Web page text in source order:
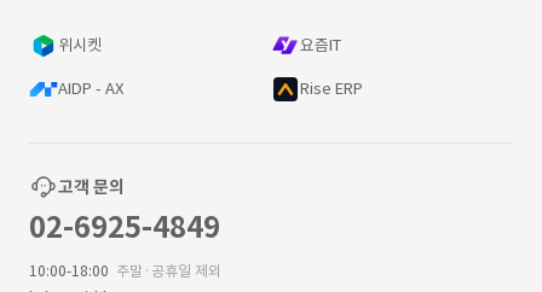
위시켓 요즘IT
AIDP - AX Rise ERP
고객 문의
02-6925-4849
10:00-18:00 주말·공휴일 제외